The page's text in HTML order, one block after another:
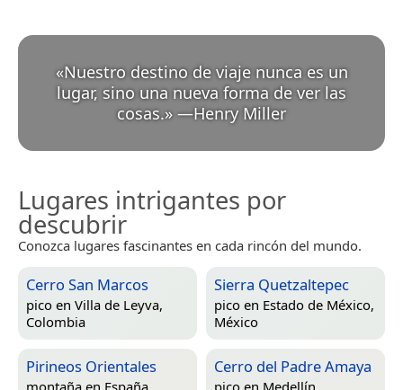
«Nuestro destino de viaje nunca es un
lugar, sino una nueva forma de ver las
cosas.» —Henry Miller
Lugares intrigantes por
descubrir
Conozca lugares fascinantes en cada rincón del mundo.
Cerro San Marcos
pico en Villa de Leyva,
Colombia
Sierra Quetzaltepec
pico en Estado de México,
México
Pirineos Orientales Cerro del Padre Amaya